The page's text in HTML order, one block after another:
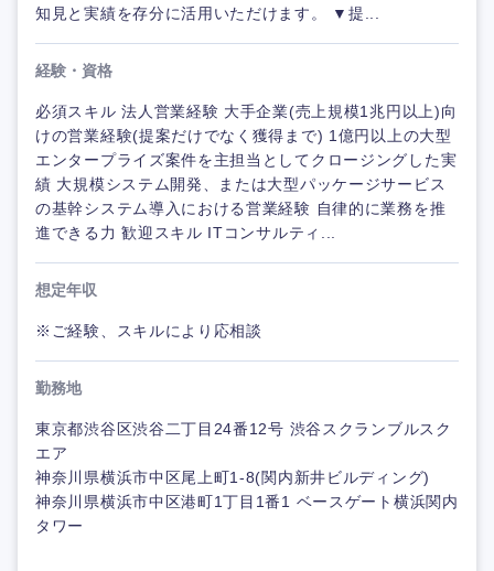
知見と実績を存分に活用いただけます。 ▼提...
経験・資格
必須スキル 法人営業経験 大手企業(売上規模1兆円以上)向
けの営業経験(提案だけでなく獲得まで) 1億円以上の大型
エンタープライズ案件を主担当としてクロージングした実
績 大規模システム開発、または大型パッケージサービス
の基幹システム導入における営業経験 自律的に業務を推
進できる力 歓迎スキル ITコンサルティ...
想定年収
※ご経験、スキルにより応相談
勤務地
東京都渋谷区渋谷二丁目24番12号 渋谷スクランブルスク
エア
神奈川県横浜市中区尾上町1-8(関内新井ビルディング)
神奈川県横浜市中区港町1丁目1番1 ベースゲート横浜関内
タワー